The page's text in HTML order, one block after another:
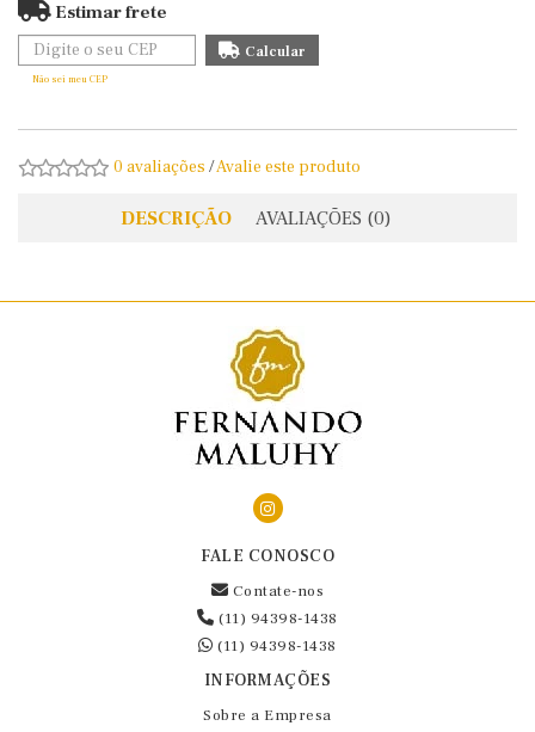
Estimar frete
Não sei meu CEP
0 avaliações /Avalie este produto
DESCRIÇÃO AVALIAÇÕES (0)
FALE CONOSCO
Contate-nos
(11) 94398-1438
(11) 94398-1438
INFORMAÇÕES
Sobre a Empresa